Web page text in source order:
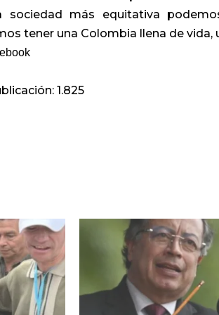
sociedad más equitativa
tener una Colombia llena de vida,
1.825